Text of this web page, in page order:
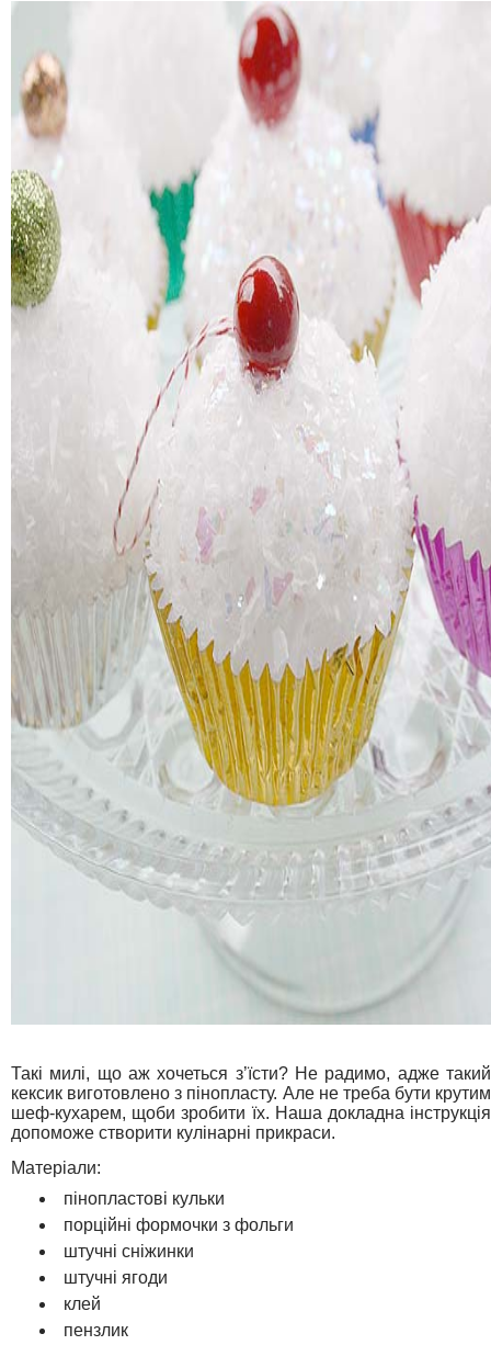
Такі милі, що аж хочеться з’їсти? Не радимо, адже такий
кексик виготовлено з пінопласту. Але не треба бути крутим
шеф-кухарем, щоби зробити їх. Наша докладна інструкція
допоможе створити кулінарні прикраси.
Матеріали:
пінопластові кульки
порційні формочки з фольги
штучні сніжинки
штучні ягоди
клей
пензлик